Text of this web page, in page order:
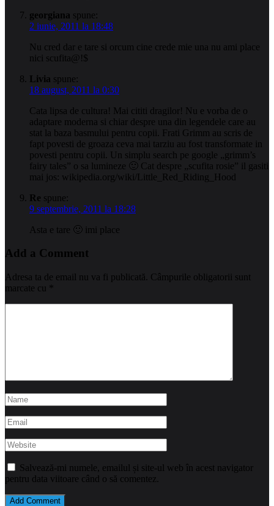
georgiana spune:
2 iunie, 2011 la 18:48
Nu cred dar e tare si orcum cine crede mie una nu ami place
nici scufita@!$
Livia spune:
18 august, 2011 la 0:30
Cata lipsa de cultura! Mai cititi dragilor! Nu e vorba de o
adaptare moderna si chiar despre una din legendele care au
stat la baza basmului pentru copii. Frati Grimm au scris de
fapt povesti de groaza ceva mai tarziu au fost transformate in
povesti pentru copii. Un simplu search pe google „grimm’s
fairy tales” o sa lumineze 🙂 Cat despre „scufita rosie” il gasiti
mai jos: wikipedia.org/wiki/Little_Red_Riding_Hood
Re spune:
9 septembrie, 2011 la 18:28
Asta e tare 🙂 imi place
Add a Comment
Adresa ta de email nu va fi publicată. Câmpurile obligatorii sunt
marcate cu
Salvează-mi numele, emailul și site-ul web în acest navigator
pentru data viitoare când o să comentez.